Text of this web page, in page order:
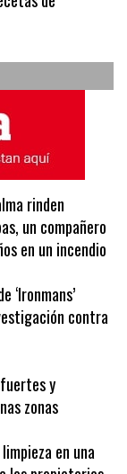
respeta
de
rinden
un compañero
en un incendio
‘Ironmans’
contra
y
zonas